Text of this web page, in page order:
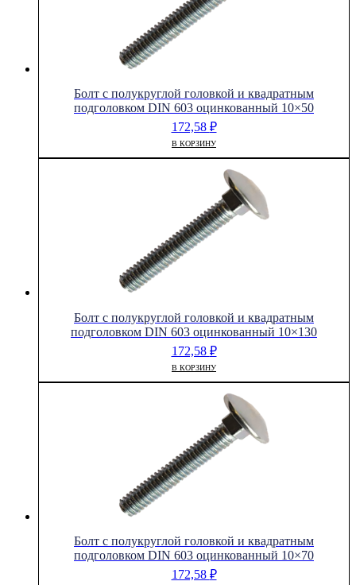
Болт с полукруглой головкой и квадратным
подголовком DIN 603 оцинкованный 10×50
172,58 ₽
В КОРЗИНУ
Болт с полукруглой головкой и квадратным
подголовком DIN 603 оцинкованный 10×130
172,58 ₽
В КОРЗИНУ
Болт с полукруглой головкой и квадратным
подголовком DIN 603 оцинкованный 10×70
172,58 ₽